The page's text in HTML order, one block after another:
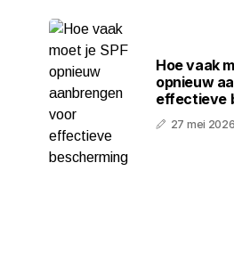
Hoe vaak
opnieuw
effectieve
27 mei 2026